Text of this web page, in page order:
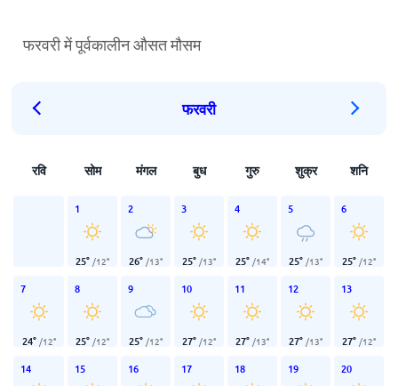
फरवरी में पूर्वकालीन औसत मौसम
फरवरी
रवि सोम मंगल बुध गुरु शुक्र शनि
1
25° /12°
2
26° /13°
3
25° /13°
4
25° /14°
5
25° /13°
6
25° /12°
7
24° /12°
8
25° /12°
9
25° /12°
10
27° /12°
11
27° /13°
12
27° /13°
13
27° /12°
14 15 16 17 18 19 20